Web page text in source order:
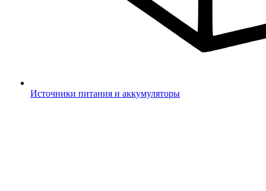
Источники питания и аккумуляторы